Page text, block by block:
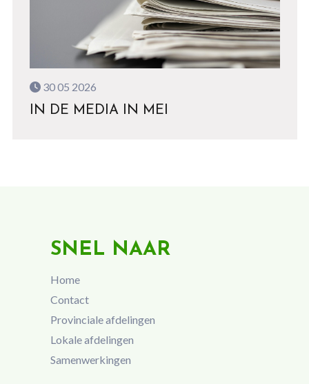
30 05 2026
IN DE MEDIA IN MEI
SNEL NAAR
Home
Contact
Provinciale afdelingen
Lokale afdelingen
Samenwerkingen